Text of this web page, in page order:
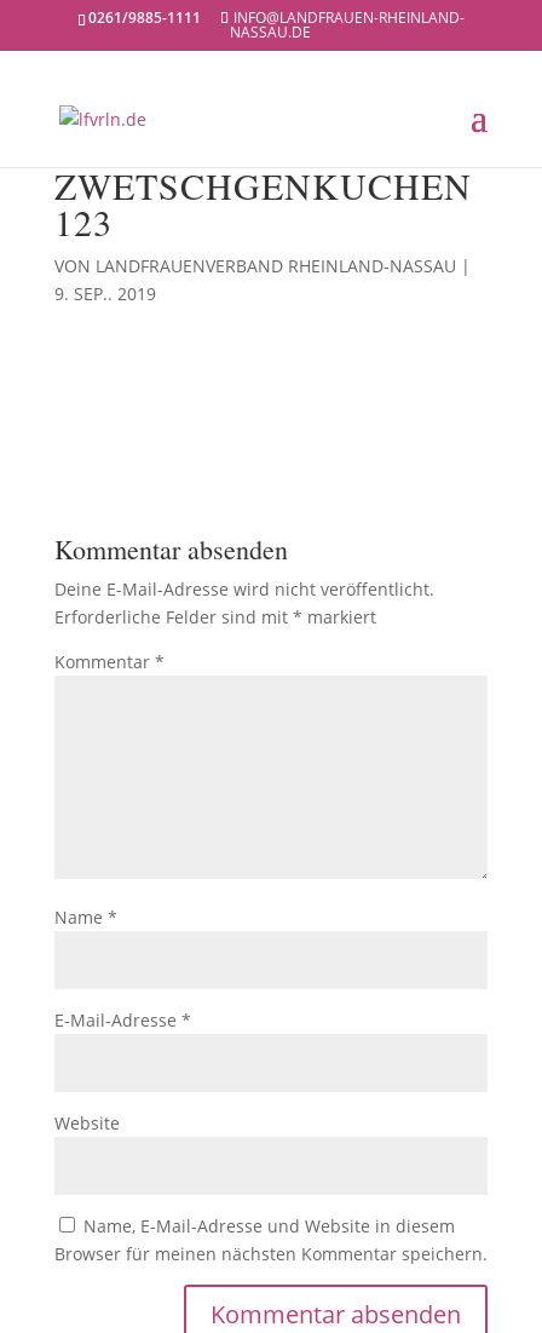
0261/9885-1111 INFO@LANDFRAUEN-RHEINLAND-
NASSAU.DE
ZWETSCHGENKUCHEN
123
VON LANDFRAUENVERBAND RHEINLAND-NASSAU |
9. SEP.. 2019
Kommentar absenden
Deine E-Mail-Adresse wird nicht veröffentlicht.
Erforderliche Felder sind mit * markiert
Kommentar *
Name *
E-Mail-Adresse *
Website
Name, E-Mail-Adresse und Website in diesem
Browser für meinen nächsten Kommentar speichern.